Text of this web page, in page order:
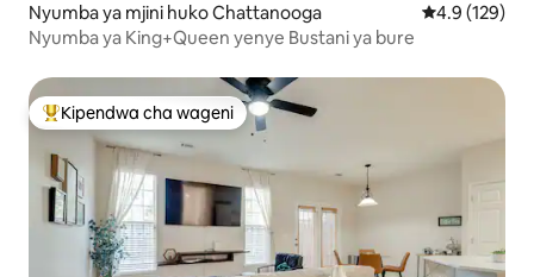
Nyumba ya mjini huko Chattanooga Ukadiriaji wa
4.9 (129)
Nyumba ya King+Queen yenye Bustani ya bure
Kipendwa maarufu cha wageni
Kipendwa cha wageni